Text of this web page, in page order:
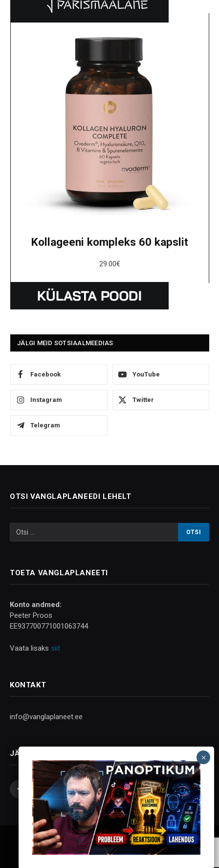
Kollageeni kompleks 60 kapslit
29.00€
JÄLGI MEID SOTSIAALMEEDIAS
Facebook YouTube
Instagram Twitter
Telegram
OTSI VANGLAPLANEEDI LEHELT
TOETA VANGLAPLANEETI
Konto andmed:
Peeter Proos
EE937700771001063744
Vaata lisaks siit
KONTAKT
info@vanglaplaneet.ee
JÄLGI SOTSIAALMEEDIAS
Facebook
X
(Twitter)
InstagramYouTubeTelegram
Vanglaplaneet - Vastupanu Vaim